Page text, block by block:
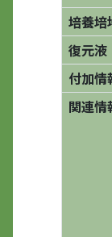
培養培
復元液
付加情
関連情